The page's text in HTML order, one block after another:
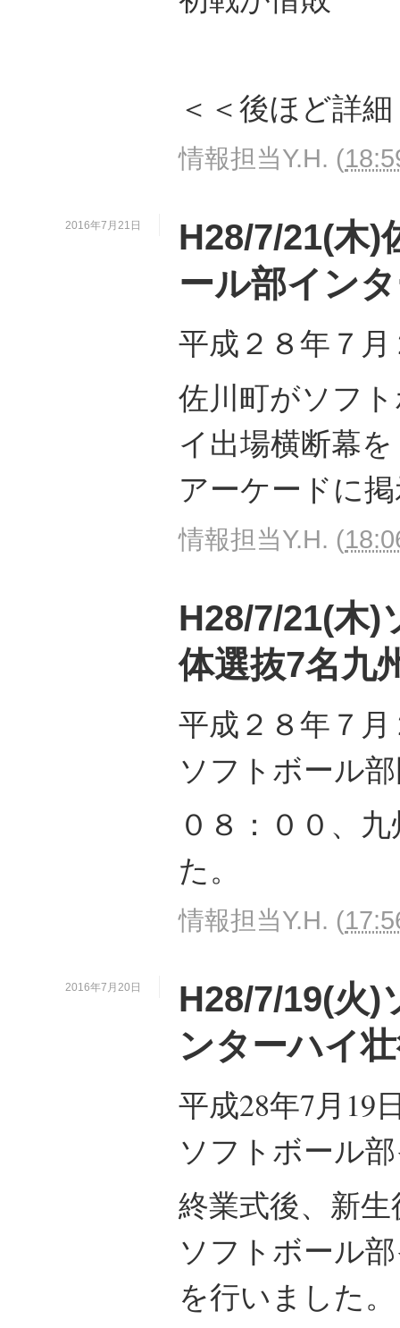
＜＜後ほど詳
情報担当Y.H. (
2016年7月21日
H28/7/21(木)
ール部イン
平成２８年７
佐川町がソフ
イ出場横断幕を
アーケードに
情報担当Y.H. (
H28/7/21(木)
体選抜7名九
平成２８年７
ソフトボール
０８：００、
た。
情報担当Y.H. (
2016年7月20日
H28/7/19(火)
ンターハイ
平成28年7月19
ソフトボール
終業式後、新
ソフトボール
を行いました。